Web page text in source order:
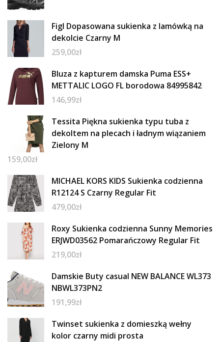
Figl Dopasowana sukienka z lamówką na
dekolcie Czarny M
259,00zł
Bluza z kapturem damska Puma ESS+
METTALIC LOGO FL borodowa 84995842
146,99zł
Tessita Piękna sukienka typu tuba z
dekoltem na plecach i ładnym wiązaniem
Zielony M
159,00zł
MICHAEL KORS KIDS Sukienka codzienna
R12124 S Czarny Regular Fit
479,00zł
Roxy Sukienka codzienna Sunny Memories
ERJWD03562 Pomarańczowy Regular Fit
219,00zł
Damskie Buty casual NEW BALANCE WL373
NBWL373PN2
191,99zł
Twinset sukienka z domieszką wełny
kolor czarny midi prosta